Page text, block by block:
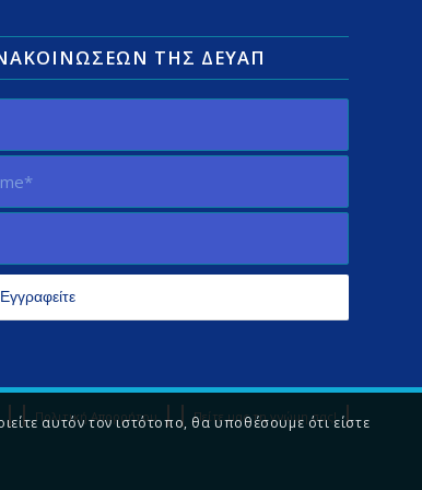
ΤΗΣ ΔΕΥΑΠ
Πολιτική Απορρήτου Πείτε μας τη γνώμη σας!
αυτόν τον ιστότοπο, θα υποθέσουμε ότι είστε